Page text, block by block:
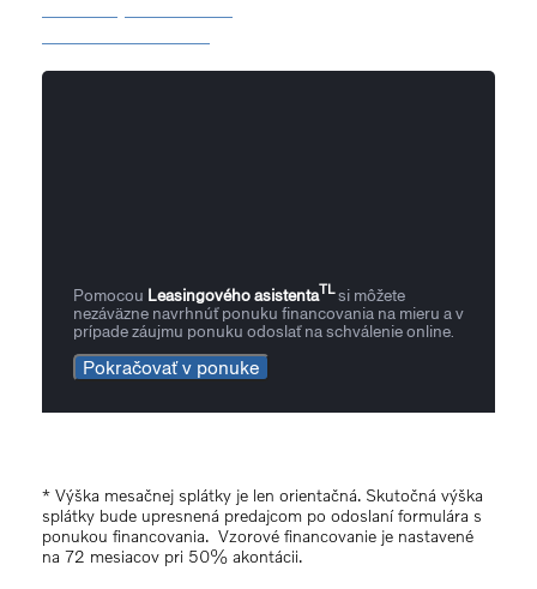
Pomocou Leasingového asistentaTLsi môžete
nezáväzne navrhnúť ponuku financovania na mieru a v
prípade záujmu ponuku odoslať na schválenie online.
Pokračovať v ponuke
* Výška mesačnej splátky je len orientačná. Skutočná výška
splátky bude upresnená predajcom po odoslaní formulára s
ponukou financovania. Vzorové financovanie je nastavené
na 72 mesiacov pri 50% akontácii.